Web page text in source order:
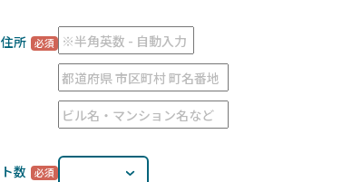
住所
数